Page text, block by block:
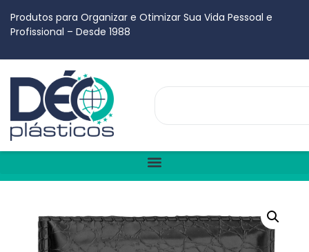
Produtos para Organizar e Otimizar Sua Vida Pessoal e
Profissional – Desde 1988